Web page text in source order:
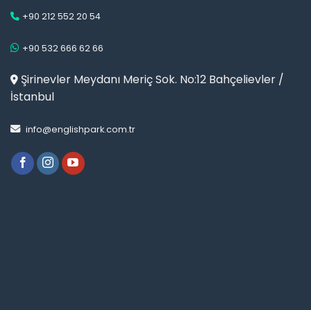
+90 212 552 20 54
+90 532 666 62 66
Şirinevler Meydanı Meriç Sok. No:12 Bahçelievler /
İstanbul
info@englishpark.com.tr